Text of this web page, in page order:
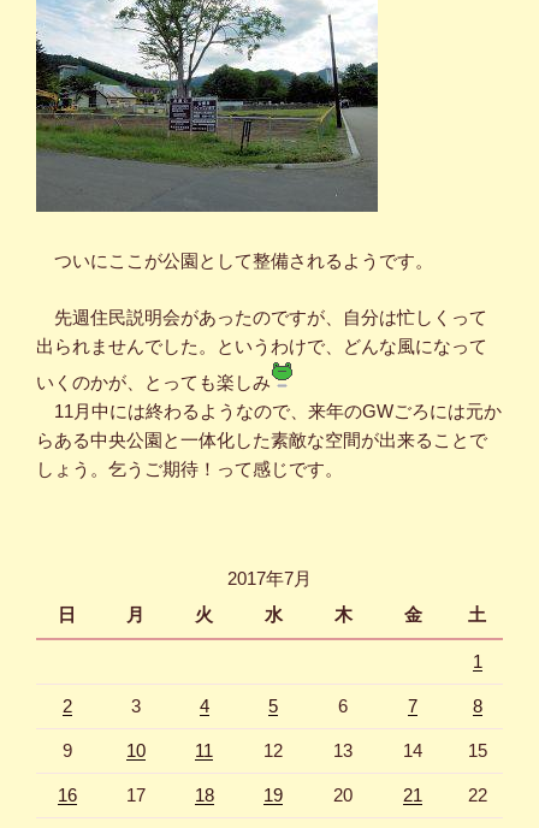
ついにここが公園として整備されるようです。
先週住民説明会があったのですが、自分は忙しくって
出られませんでした。というわけで、どんな風になって
いくのかが、とっても楽しみ
11月中には終わるようなので、来年のGWごろには元か
らある中央公園と一体化した素敵な空間が出来ることで
しょう。乞うご期待！って感じです。
2017年7月
日
月 火 水 木 金 土
1
2 3 4 5 6 7 8
9 10 11 12 13 14 15
16 17 18 19 20 21 22